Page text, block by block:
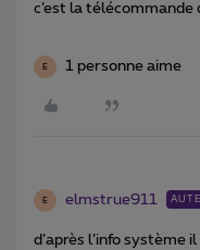
c’est la
E 1 personne aime
E elmstrue911
d’après l’info système